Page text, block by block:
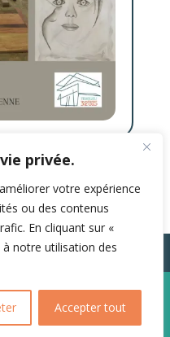
privée.
votre expérience
ou des contenus
En cliquant sur «
notre utilisation des
Accepter tout
tout droit réservé –
76 11 –contact@k-